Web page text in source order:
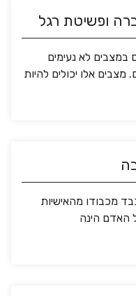
ופשיטת רגל
במצבים לא נעימים
אלו יכולים להיות
מכבודו מהאישיות
האדם הינה